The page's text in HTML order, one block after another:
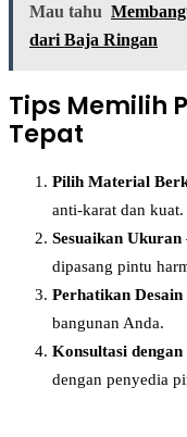
Mau tahu
dari Baja Ringan
Tips Memilih
Tepat
Pilih Material
anti-karat dan kuat.
Sesuaikan Ukuran
dipasang pintu
Perhatikan Desain
bangunan Anda.
Konsultasi
dengan penyedia